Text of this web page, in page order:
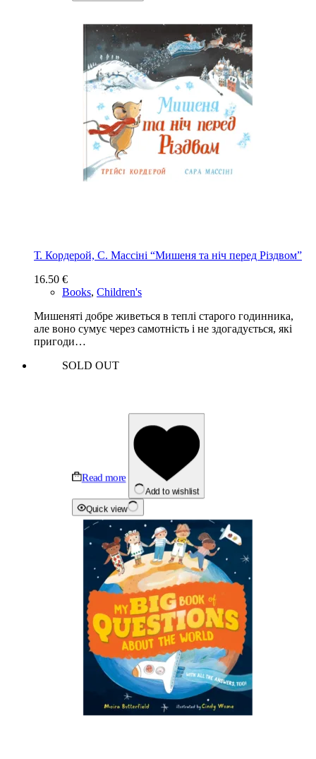
Т. Кордерой, С. Массіні “Мишеня та ніч перед Різдвом”
16.50 €
Books, Children's
Мишеняті добре живеться в теплі старого годинника,
але воно сумує через самотність і не здогадується, які
пригоди…
SOLD OUT
Read more
Add to wishlist
Quick view